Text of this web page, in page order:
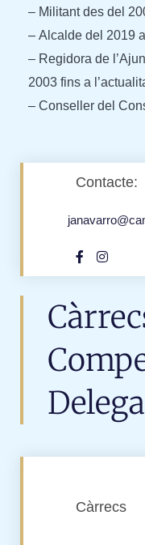
– Militant des del
– Alcalde del 2019
– Regidora de
2003 fins a
– Conseller del
Contacte:
Càrrecs